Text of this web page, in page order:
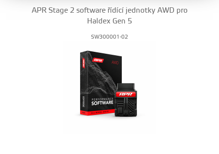
APR Stage 2 software řídící jednotky AWD pro
Haldex Gen 5
SW300001-02